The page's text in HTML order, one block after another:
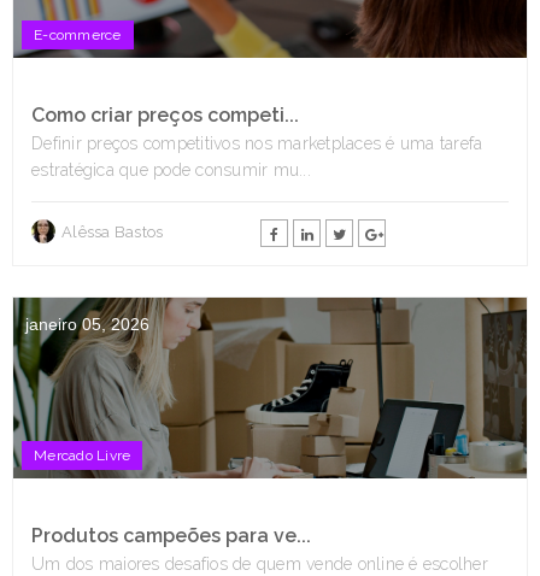
E-commerce
Como criar preços competi...
Definir preços competitivos nos marketplaces é uma tarefa
estratégica que pode consumir mu...
Alêssa Bastos
janeiro 05, 2026
Mercado Livre
Produtos campeões para ve...
Um dos maiores desafios de quem vende online é escolher